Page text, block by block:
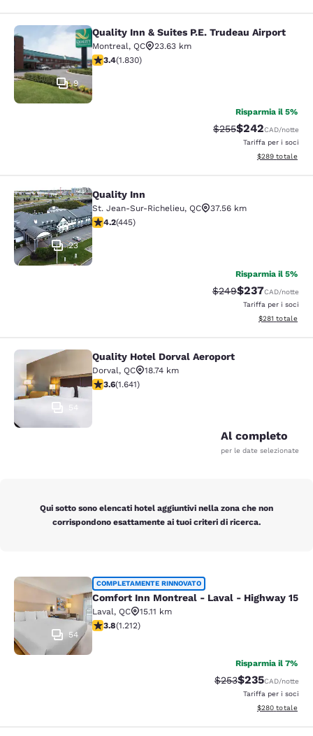
Quality Inn & Suites P.E. Trudeau
9
Quality Inn & Suites P.E. Trudeau Airport
Montreal, QC
23.63 km
Valutazione di 3.38 stelle. Buono. 1830 recensioni
3.4(1.830)
Risparmia il 5%
Tariffa di barratura:
$255Tariffa
$242CAD/notte
Tariffa per i soci
Visualizza i
$289 totale
Quality Inn
23
Quality Inn
St. Jean-Sur-Richelieu, QC
37.56 km
Valutazione di 4.18 stelle. Molto buono. 445 recensioni
4.2(445)
Risparmia il 5%
Tariffa di barratura:
$249Tariffa
$237CAD/notte
Tariffa per i soci
Visualizza i
$281 totale
Quality Hotel Dorval Aeroport
54
Quality Hotel Dorval Aeroport
Dorval, QC
18.74 km
Valutazione di 3.63 stelle. Buono. 1641 recensioni
3.6(1.641)
Al completo
per le date selezionate
Qui sotto sono elencati hotel aggiuntivi nella zona che non
corrispondono esattamente ai tuoi criteri di ricerca.
Comfort Inn Montreal - Laval -
54
COMPLETAMENTE RINNOVATO
Comfort Inn Montreal - Laval - Highway 15
Laval, QC
15.11 km
Valutazione di 3.81 stelle. Buono. 1212 recensioni
3.8(1.212)
Risparmia il 7%
Tariffa di barratura:
$253Tariffa
$235CAD/notte
Tariffa per i soci
Visualizza i
$280 totale